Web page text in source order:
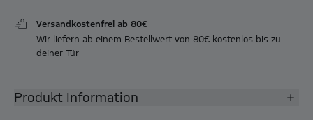
Versandkostenfrei ab 80€
Wir liefern ab einem Bestellwert von 80€ kostenlos bis zu
deiner Tür
Produkt Information